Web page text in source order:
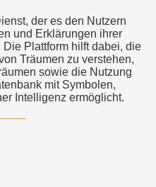
der es den Nutzern
und Erklärungen ihrer
Plattform hilft dabei, die
Träumen zu verstehen,
sowie die Nutzung
mit Symbolen,
Intelligenz ermöglicht.